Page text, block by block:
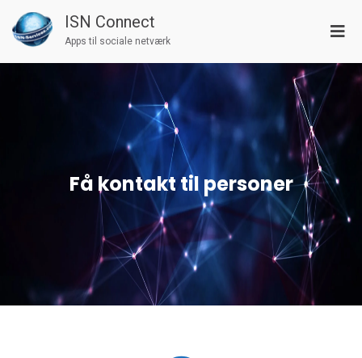
ISN Connect
Apps til sociale netværk
Få kontakt til personer